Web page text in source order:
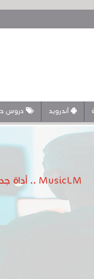
أندرويد دروس
MusicLM .. أداة جديدة من غوغل لإنشاء الأغاني من النص